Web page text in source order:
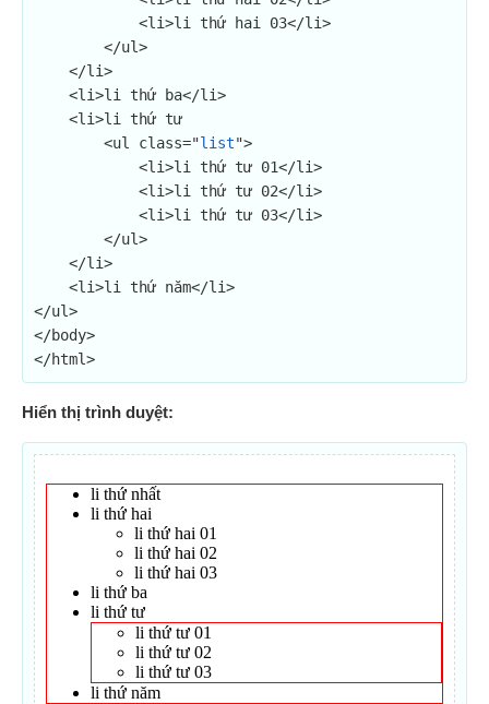
        <ul class="
list">
</ul>
</body>
</html>
Hiển thị trình duyệt: